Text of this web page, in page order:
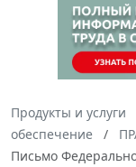
Продукты и услуги
обеспечение
Письмо